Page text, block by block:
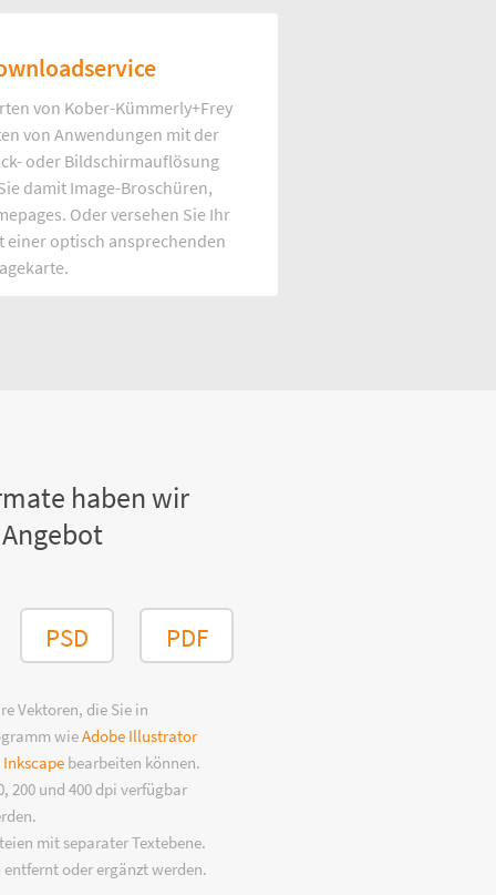
von Kober-Kümmerly+Frey
von Anwendungen mit der
oder Bildschirmauflösung
damit Image-Broschüren,
Oder versehen Sie Ihr
einer optisch ansprechenden
haben wir
PSD PDF
Vektoren, die Sie in
wieAdobe Illustrator
Inkscape bearbeiten können.
200 und 400 dpi verfügbar
mit separater Textebene.
oder ergänzt werden.